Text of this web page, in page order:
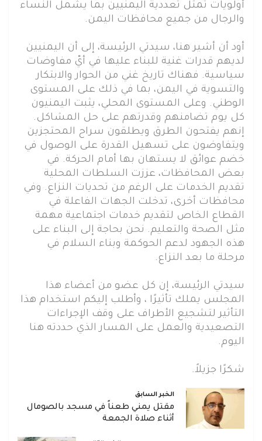
أولويات تمثل تعددية اليمنيين بما يشمل النساء
والرجال من جميع محافظات اليمن.
أود أن أشير هنا، سيدتي الرئيسة، إلى أن اليمنيين
لديهم قدرات غنية للبناء عليها في أيّ مفاوضات
سياسية. فهناك تاريخ غني من الحوار والابتكار
والتسوية في اليمن، بما في ذلك على المستوى
الوطني. وعلى المستوى المحلي، يثبت اليمنيون
كل يوم تضامنهم وقدرتهم على حل المشاكل.
إنهم يفتحون الطرق ويطلقون سراح المحتجزين
ويتفاوضون على تسهيل القدرة على الوصول في
خضم عوائق لا يستهان بها أمام الحركة. في
بعض المحافظات، عززت السلطات المحلية
تقديم الخدمات على الرغم من تحديات النزاع. وفي
محافظات أخرى، تدخلت الجهات الفاعلة في
القطاع الخاص لتقديم خدمات اجتماعية مهمة
مثل الصحة والتعليم. نحن بحاجة إلى البناء على
هذه الجهود لدعم الحوكمة وبناء السلام في
مرحلة ما بعد النزاع.
سيدتي الرئيسة، إن كل عضو من أعضاء هذا
المجلس يملك تأثيرًا ، وأطلب إليكم استخدام هذا
التأثير لتشجيع الأطراف على وقف الإجراءات
التصعيدية والعمل على المسار الذي حددته هنا
اليوم.
شكرًا جزيلاً.
الخبر السابق
مقتل يمني طعناً في مسجد بالصومال
أثناء صلاة الجمعة